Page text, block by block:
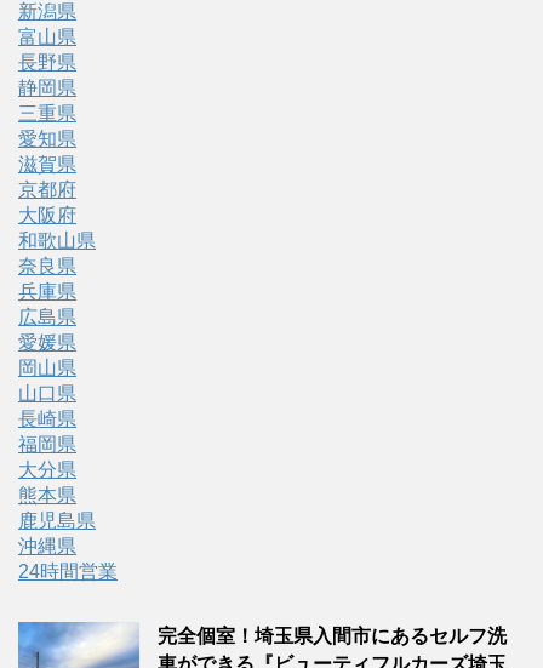
新潟県
富山県
長野県
静岡県
三重県
愛知県
滋賀県
京都府
大阪府
和歌山県
奈良県
兵庫県
広島県
愛媛県
岡山県
山口県
長崎県
福岡県
大分県
熊本県
鹿児島県
沖縄県
24時間営業
完全個室！埼玉県入間市にあるセルフ洗